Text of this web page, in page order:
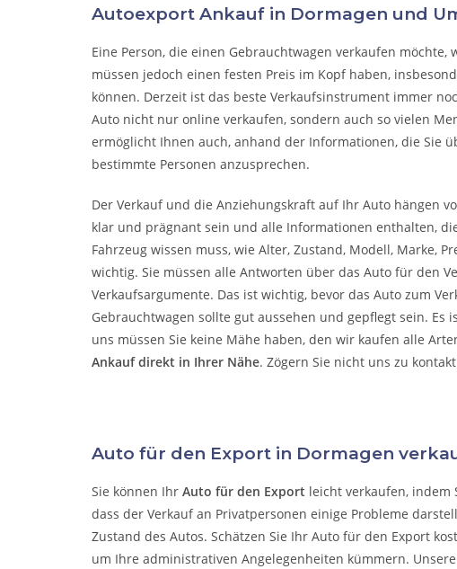
Autoexport Ankauf in Dormagen und
Eine Person, die einen Gebrauchtwagen verkaufen möchte,
müssen jedoch einen festen Preis im Kopf haben,
können. Derzeit ist das beste Verkaufsinstrument immer
Auto nicht nur online verkaufen, sondern auch so vielen
ermöglicht Ihnen auch, anhand der Informationen, die Sie
bestimmte Personen anzusprechen.
Der Verkauf und die Anziehungskraft auf Ihr Auto hängen
klar und prägnant sein und alle Informationen enthalten,
Fahrzeug wissen muss, wie Alter, Zustand, Modell, Marke,
wichtig. Sie müssen alle Antworten über das Auto für den
Verkaufsargumente. Das ist wichtig, bevor das Auto zum
Gebrauchtwagen sollte gut aussehen und gepflegt sein. Es
uns müssen Sie keine Mähe haben, den wir kaufen alle
Ankauf direkt in Ihrer Nähe. Zögern Sie nicht uns zu
Auto für den Export in Dormagen
Sie können Ihr Auto für den Export leicht verkaufen, indem
dass der Verkauf an Privatpersonen einige Probleme
Zustand des Autos. Schätzen Sie Ihr Auto für den Export
um Ihre administrativen Angelegenheiten kümmern.